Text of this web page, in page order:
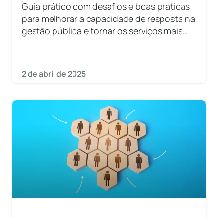
Guia prático com desafios e boas práticas
para melhorar a capacidade de resposta na
gestão pública e tornar os serviços mais
2 de abril de 2025